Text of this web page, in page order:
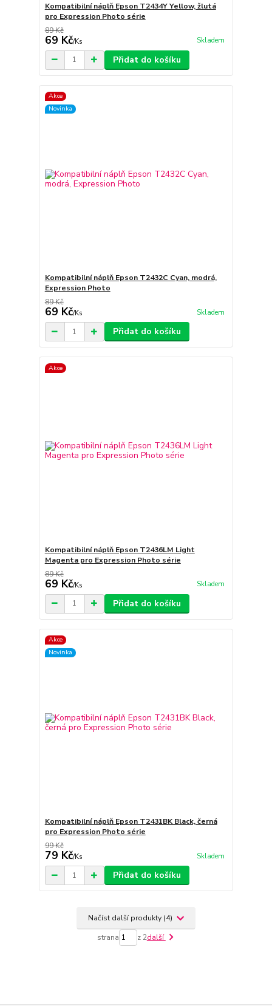
Kompatibilní náplň Epson T2434Y Yellow, žlutá
pro Expression Photo série
89 Kč
69 Kč/Ks Skladem
Přidat do košíku
Akce
Novinka
Kompatibilní náplň Epson T2432C Cyan, modrá,
Expression Photo
89 Kč
69 Kč/Ks Skladem
Přidat do košíku
Akce
Kompatibilní náplň Epson T2436LM Light
Magenta pro Expression Photo série
89 Kč
69 Kč/Ks Skladem
Přidat do košíku
Akce
Novinka
Kompatibilní náplň Epson T2431BK Black, černá
pro Expression Photo série
99 Kč
79 Kč/Ks Skladem
Přidat do košíku
Načíst další produkty (4)
strana z 2další